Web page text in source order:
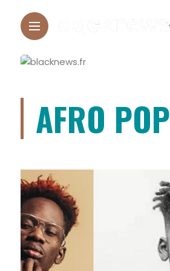
AFRO POP